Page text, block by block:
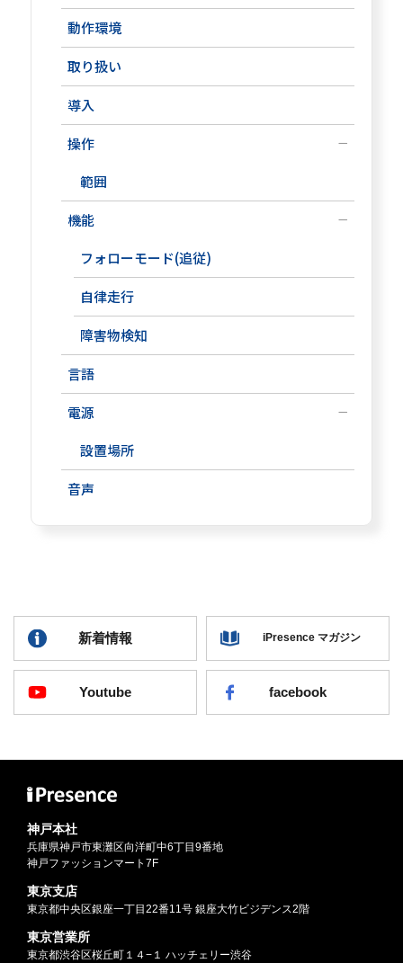
動作環境
取り扱い
導入
操作
範囲
機能
フォローモード(追従)
自律走行
障害物検知
言語
電源
設置場所
音声
新着情報 iPresence マガジン
Youtube facebook
神戸本社
兵庫県神戸市東灘区向洋町中6丁目9番地
神戸ファッションマート7F
東京支店
東京都中央区銀座一丁目22番11号 銀座大竹ビジデンス2階
東京営業所
東京都渋谷区桜丘町１４−１ ハッチェリー渋谷